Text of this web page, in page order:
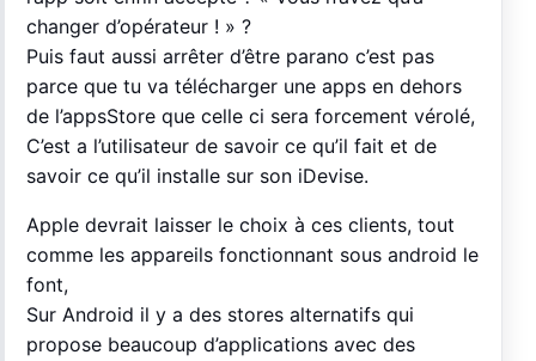
changer d’opérateur ! » ?
Puis faut aussi arrêter d’être parano c’est pas
parce que tu va télécharger une apps en dehors
de l’appsStore que celle ci sera forcement vérolé,
C’est a l’utilisateur de savoir ce qu’il fait et de
savoir ce qu’il installe sur son iDevise.
Apple devrait laisser le choix à ces clients, tout
comme les appareils fonctionnant sous android le
font,
Sur Android il y a des stores alternatifs qui
propose beaucoup d’applications avec des